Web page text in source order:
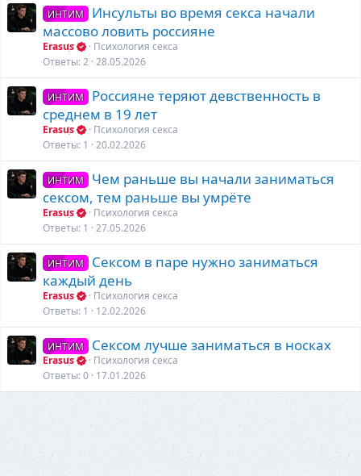
ИНТИМ
Инсульты во время секса начали
массово ловить россияне
Erasus
Психология секса
Ответы 2 28.05.2026
ИНТИМ
Россияне теряют девственность в
среднем в 19 лет
Erasus
Психология секса
Ответы 1 20.02.2026
ИНТИМ
Чем раньше вы начали заниматься
сексом, тем раньше вы умрёте
Erasus
Психология секса
Ответы 1 27.05.2026
ИНТИМ
Сексом в паре нужно заниматься
каждый день
Erasus
Психология секса
Ответы 1 12.02.2026
ИНТИМ Сексом лучше заниматься в носках
Erasus
Психология секса
Ответы 0 17.01.2026